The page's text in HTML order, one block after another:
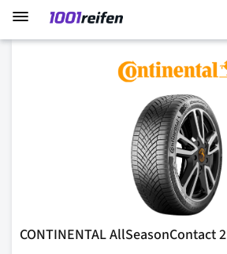
CONTINENTAL AllSeasonContact 2